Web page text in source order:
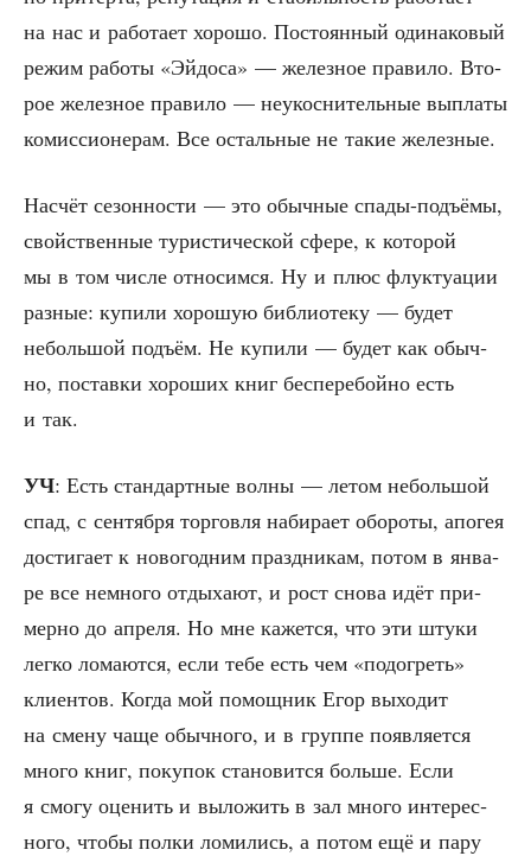
на нас и рабо­та­ет хоро­шо. Посто­ян­ный оди­на­ко­вый
режим рабо­ты «Эйдо­са» — желез­ное пра­ви­ло. Вто­
рое желез­ное пра­ви­ло — неукос­ни­тель­ные выпла­ты
комис­си­о­не­рам. Все осталь­ные не такие железные.
Насчёт сезон­но­сти — это обыч­ные спа­ды-подъ­ёмы,
свой­ствен­ные тури­сти­че­ской сфе­ре, к кото­рой
мы в том чис­ле отно­сим­ся. Ну и плюс флук­ту­а­ции
раз­ные: купи­ли хоро­шую биб­лио­те­ку — будет
неболь­шой подъ­ём. Не купи­ли — будет как обыч­
но, постав­ки хоро­ших книг бес­пе­ре­бой­но есть
и так.
УЧ: Есть стан­дарт­ные вол­ны — летом неболь­шой
спад, с сен­тяб­ря тор­гов­ля наби­ра­ет обо­ро­ты, апо­гея
дости­га­ет к ново­год­ним празд­ни­кам, потом в янва­
ре все немно­го отды­ха­ют, и рост сно­ва идёт при­
мер­но до апре­ля. Но мне кажет­ся, что эти шту­ки
лег­ко лома­ют­ся, если тебе есть чем «подо­греть»
кли­ен­тов. Когда мой помощ­ник Егор выхо­дит
на сме­ну чаще обыч­но­го, и в груп­пе появ­ля­ет­ся
мно­го книг, поку­пок ста­но­вит­ся боль­ше. Если
я смо­гу оце­нить и выло­жить в зал мно­го инте­рес­
но­го, что­бы пол­ки ломи­лись, а потом ещё и пару